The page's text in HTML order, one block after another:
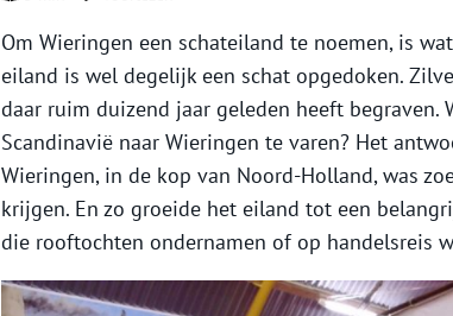
Om Wieringen een schateiland te noemen, is
eiland is wel degelijk een schat opgedoken.
daar ruim duizend jaar geleden heeft begraven.
Scandinavië naar Wieringen te varen? Het
Wieringen, in de kop van Noord-Holland, was
krijgen. En zo groeide het eiland tot een
die rooftochten ondernamen of op handelsreis